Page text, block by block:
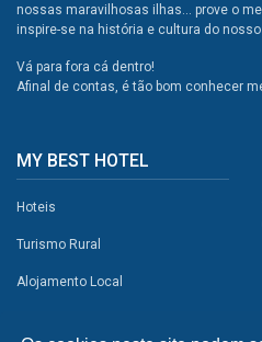
nossas maravilhosas ilhas... prove o
inspire-se na história e cultura do nosso
Vá para fora cá dentro!
Afinal de contas, é tão bom conhecer
MY BEST HOTEL
Hoteis
Turismo Rural
Alojamento Local